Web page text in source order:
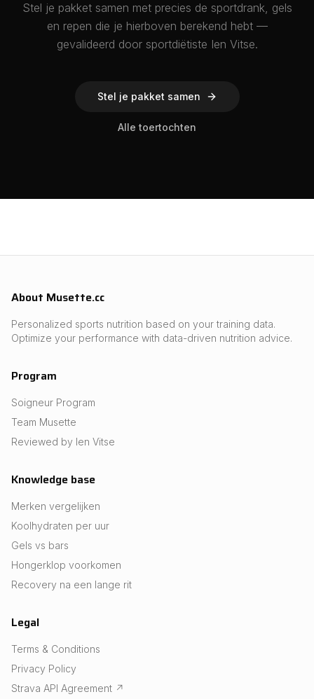
Stel je pakket samen met precies de sportdrank, gels
en repen die je hierboven berekend hebt —
gevalideerd door sportdiëtiste Ien Vitse.
Stel je pakket samen
Alle toertochten
About Musette.cc
Personalized sports nutrition based on your training data.
Optimize your performance with data-driven nutrition advice.
Program
Soigneur Program
Team Musette
Reviewed by Ien Vitse
Knowledge base
Merken vergelijken
Koolhydraten per uur
Gels vs bars
Hongerklop voorkomen
Recovery na een lange rit
Legal
Terms & Conditions
Privacy Policy
Strava API Agreement ↗